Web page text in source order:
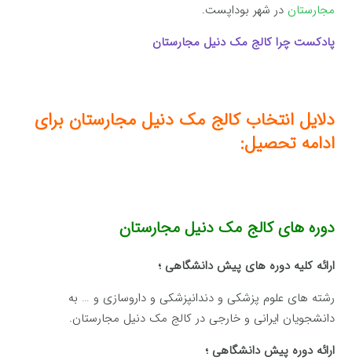
مجارستان در شهر بوداپست.
پادکست چرا کالج مک دنیل مجارستان
دلایل انتخاب کالج مک دنیل مجارستان برای
ادامه تحصیل:
دوره های کالج مک دنیل مجارستان
ارائه كلیه دوره های پیش دانشگاهی ؛
رشته های علوم پزشکی و دندانپزشکی و داروسازی و … به
دانشجویان ایرانی و خارجی در کالج مک دنیل مجارستان.
ارائه دوره پیش دانشگاهی ؛